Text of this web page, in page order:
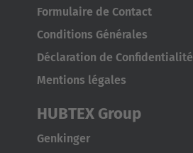
United States
ASIA/PACIFIC
Formulaire de Contact
Conditions Générales
Déclaration de Confidentialité
Mentions légales
HUBTEX Group
Genkinger